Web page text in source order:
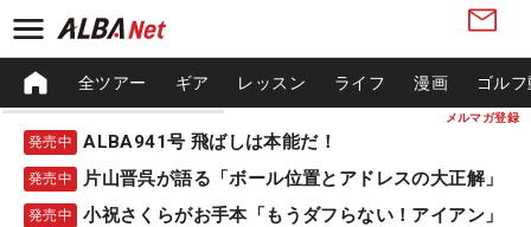
メルマガ登録
全ツアー ギア レッスン ライフ 漫画 ゴル
発売中 ALBA941号 飛ばしは本能だ！
発売中 片山晋呉が語る「ボール位置とアドレスの大正解」
発売中 小祝さくらがお手本「もうダフらない！アイアン」